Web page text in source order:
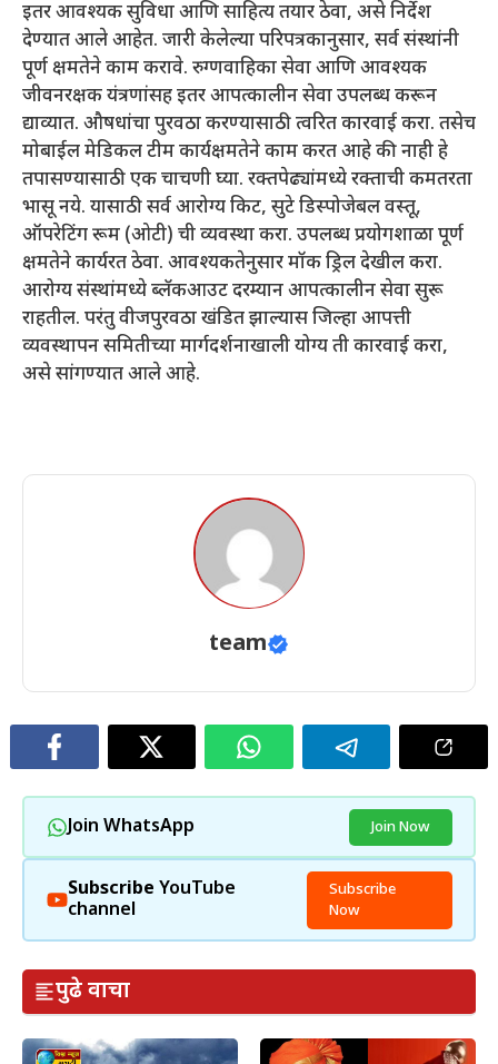
इतर आवश्यक सुविधा आणि साहित्य तयार ठेवा, असे निर्देश
देण्यात आले आहेत. जारी केलेल्या परिपत्रकानुसार, सर्व संस्थांनी
पूर्ण क्षमतेने काम करावे. रुग्णवाहिका सेवा आणि आवश्यक
जीवनरक्षक यंत्रणांसह इतर आपत्कालीन सेवा उपलब्ध करून
द्याव्यात. औषधांचा पुरवठा करण्यासाठी त्वरित कारवाई करा. तसेच
मोबाईल मेडिकल टीम कार्यक्षमतेने काम करत आहे की नाही हे
तपासण्यासाठी एक चाचणी घ्या. रक्तपेढ्यांमध्ये रक्ताची कमतरता
भासू नये. यासाठी सर्व आरोग्य किट, सुटे डिस्पोजेबल वस्तू,
ऑपरेटिंग रूम (ओटी) ची व्यवस्था करा. उपलब्ध प्रयोगशाळा पूर्ण
क्षमतेने कार्यरत ठेवा. आवश्यकतेनुसार मॉक ड्रिल देखील करा.
आरोग्य संस्थांमध्ये ब्लॅकआउट दरम्यान आपत्कालीन सेवा सुरू
राहतील. परंतु वीजपुरवठा खंडित झाल्यास जिल्हा आपत्ती
व्यवस्थापन समितीच्या मार्गदर्शनाखाली योग्य ती कारवाई करा,
असे सांगण्यात आले आहे.
team
Join WhatsApp Join Now
Subscribe YouTube
channel
Subscribe
Now
पुढे वाचा